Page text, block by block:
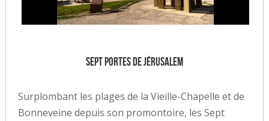
Sept portes de Jérusalem
Surplombant les plages de la Vieille-Chapelle et de
Bonneveine depuis son promontoire, les Sept